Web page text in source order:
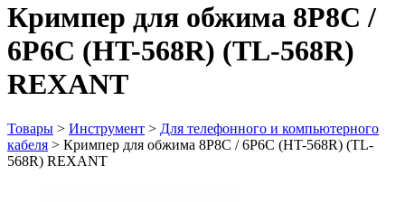
Кримпер для обжима 8P8C /
6P6C (HT-568R) (TL-568R)
REXANT
Товары > Инструмент > Для телефонного и компьютерного
кабеля > Кримпер для обжима 8P8C / 6P6C (HT-568R) (TL-
568R) REXANT